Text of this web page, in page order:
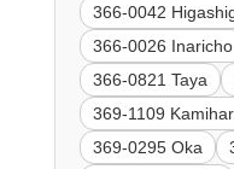
366-0042
366-0026 Inaricho
366-0821 Taya
369-1109
369-0295 Oka